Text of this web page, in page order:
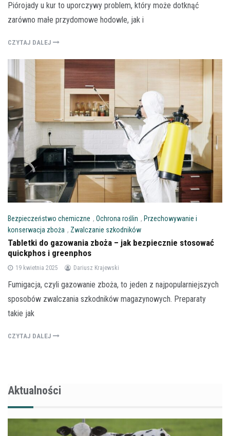
Piórojady u kur to uporczywy problem, który może dotknąć
zarówno małe przydomowe hodowle, jak i
CZYTAJ DALEJ
Bezpieczeństwo chemiczne , Ochrona roślin , Przechowywanie i
konserwacja zboża , Zwalczanie szkodników
Tabletki do gazowania zboża – jak bezpiecznie stosować
quickphos i greenphos
19 kwietnia 2025 Dariusz Krajewski
Fumigacja, czyli gazowanie zboża, to jeden z najpopularniejszych
sposobów zwalczania szkodników magazynowych. Preparaty
takie jak
CZYTAJ DALEJ
Aktualności